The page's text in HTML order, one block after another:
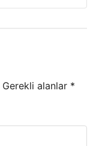
Gerekli alanlar *